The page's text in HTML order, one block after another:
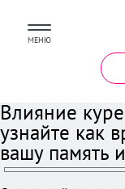
МЕНЮ
Влияние
узнайте как
вашу память